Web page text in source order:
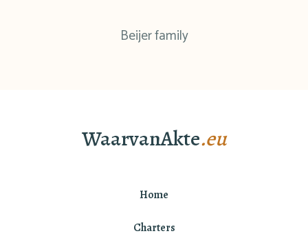
Beijer family
WaarvanAkte.eu
Home
Charters